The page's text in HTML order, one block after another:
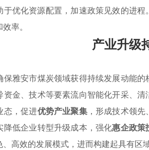
于优化资源配置，加速政策见效的进
率。
产业升级
保雅安市煤炭领域获得持续发展动能
资金、技术等要素流向智能化开采、
态，促进优势产业聚集，形成技术领先
降低企业转型升级成本，强化惠企政策
、高效的发展模式，进而构建起具有区